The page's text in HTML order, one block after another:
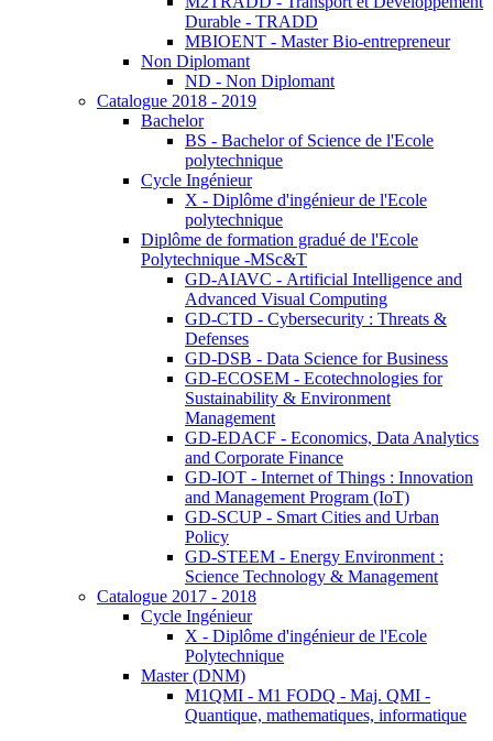
Durable - TRADD
MBIOENT - Master Bio-entrepreneur
Non Diplomant
ND - Non Diplomant
Catalogue 2018 - 2019
Bachelor
BS - Bachelor of Science de l'Ecole
polytechnique
Cycle Ingénieur
X - Diplôme d'ingénieur de l'Ecole
polytechnique
Diplôme de formation gradué de l'Ecole
Polytechnique -MSc&T
GD-AIAVC - Artificial Intelligence and
Advanced Visual Computing
GD-CTD - Cybersecurity : Threats &
Defenses
GD-DSB - Data Science for Business
GD-ECOSEM - Ecotechnologies for
Sustainability & Environment
Management
GD-EDACF - Economics, Data Analytics
and Corporate Finance
GD-IOT - Internet of Things : Innovation
and Management Program (IoT)
GD-SCUP - Smart Cities and Urban
Policy
GD-STEEM - Energy Environment :
Science Technology & Management
Catalogue 2017 - 2018
Cycle Ingénieur
X - Diplôme d'ingénieur de l'Ecole
Polytechnique
Master (DNM)
M1QMI - M1 FODQ - Maj. QMI -
Quantique, mathematiques, informatique